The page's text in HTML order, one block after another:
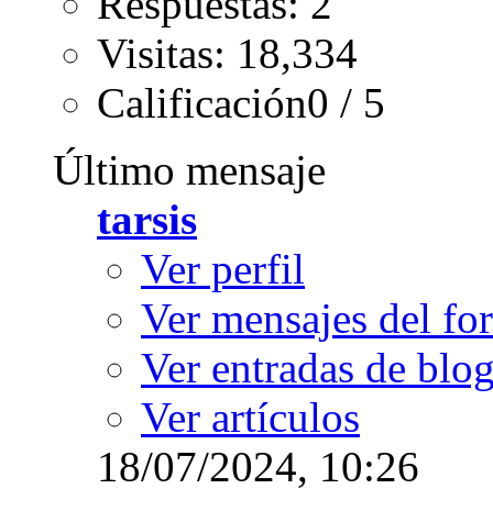
Visitas: 18,334
Calificación0 / 5
Último mensaje
tarsis
Ver perfil
Ver mensajes del
Ver entradas de
Ver artículos
18/07/2024, 10:26